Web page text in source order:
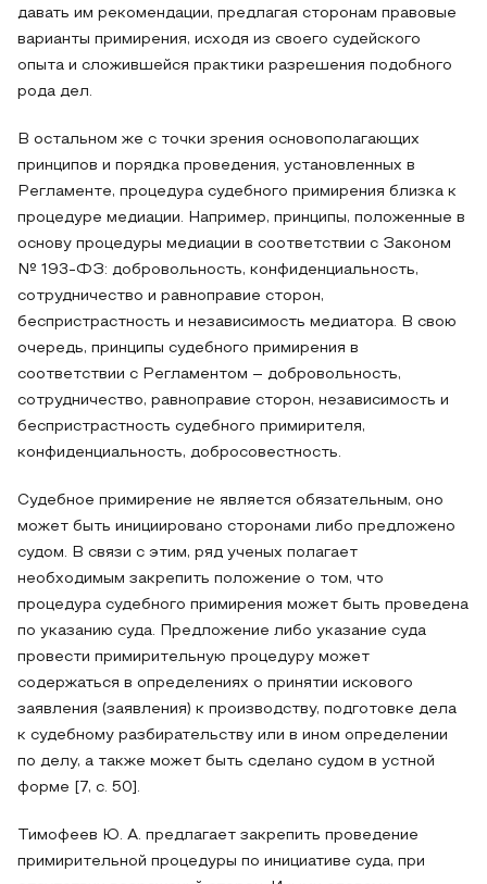
давать им рекомендации, предлагая сторонам правовые
варианты примирения, исходя из своего судейского
опыта и сложившейся практики разрешения подобного
рода дел.
В остальном же с точки зрения основополагающих
принципов и порядка проведения, установленных в
Регламенте, процедура судебного примирения близка к
процедуре медиации. Например, принципы, положенные в
основу процедуры медиации в соответствии с Законом
№ 193-ФЗ: добровольность, конфиденциальность,
сотрудничество и равноправие сторон,
беспристрастность и независимость медиатора. В свою
очередь, принципы судебного примирения в
соответствии с Регламентом – добровольность,
сотрудничество, равноправие сторон, независимость и
беспристрастность судебного примирителя,
конфиденциальность, добросовестность.
Судебное примирение не является обязательным, оно
может быть инициировано сторонами либо предложено
судом. В связи с этим, ряд ученых полагает
необходимым закрепить положение о том, что
процедура судебного примирения может быть проведена
по указанию суда. Предложение либо указание суда
провести примирительную процедуру может
содержаться в определениях о принятии искового
заявления (заявления) к производству, подготовке дела
к судебному разбирательству или в ином определении
по делу, а также может быть сделано судом в устной
форме [7, с. 50].
Тимофеев Ю. А. предлагает закрепить проведение
примирительной процедуры по инициативе суда, при